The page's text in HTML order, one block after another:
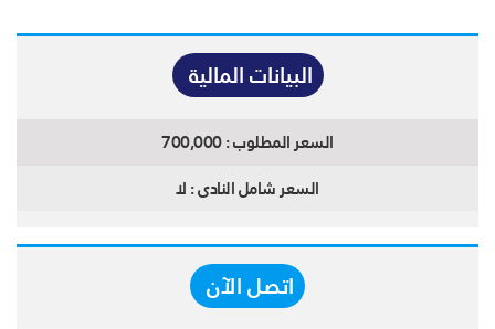
البيانات المالية
السعر المطلوب :700,000
السعر شامل النادى :لا
اتصل الآن